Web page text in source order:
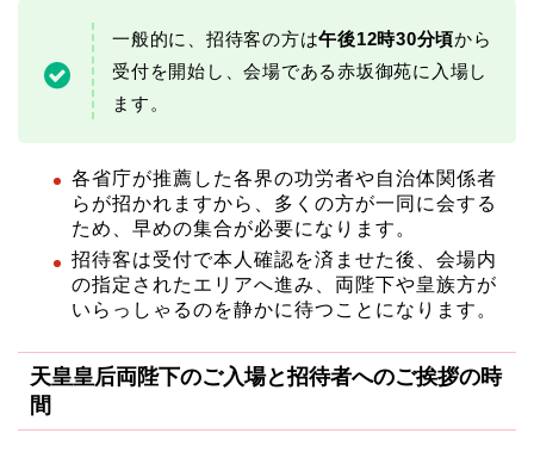
一般的に、招待客の方は午後12時30分頃から
受付を開始し、会場である赤坂御苑に入場し
ます。
各省庁が推薦した各界の功労者や自治体関係者
らが招かれますから、多くの方が一同に会する
ため、早めの集合が必要になります。
招待客は受付で本人確認を済ませた後、会場内
の指定されたエリアへ進み、両陛下や皇族方が
いらっしゃるのを静かに待つことになります。
天皇皇后両陛下のご入場と招待者へのご挨拶の時
間